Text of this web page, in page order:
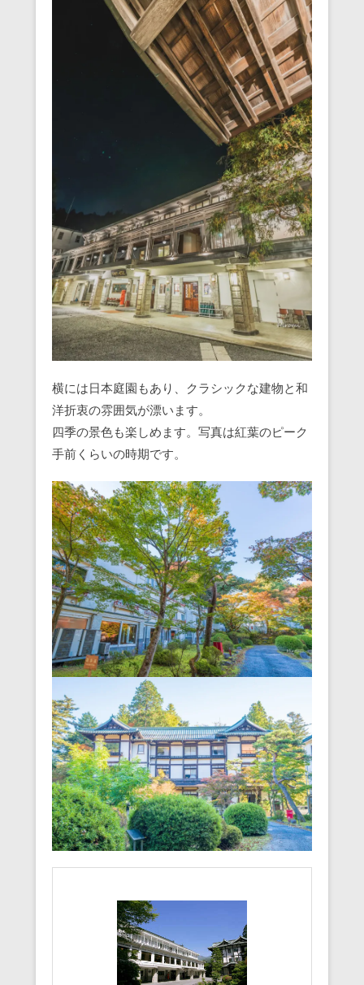
横には日本庭園もあり、クラシックな建物と和
洋折衷の雰囲気が漂います。
四季の景色も楽しめます。写真は紅葉のピーク
手前くらいの時期です。